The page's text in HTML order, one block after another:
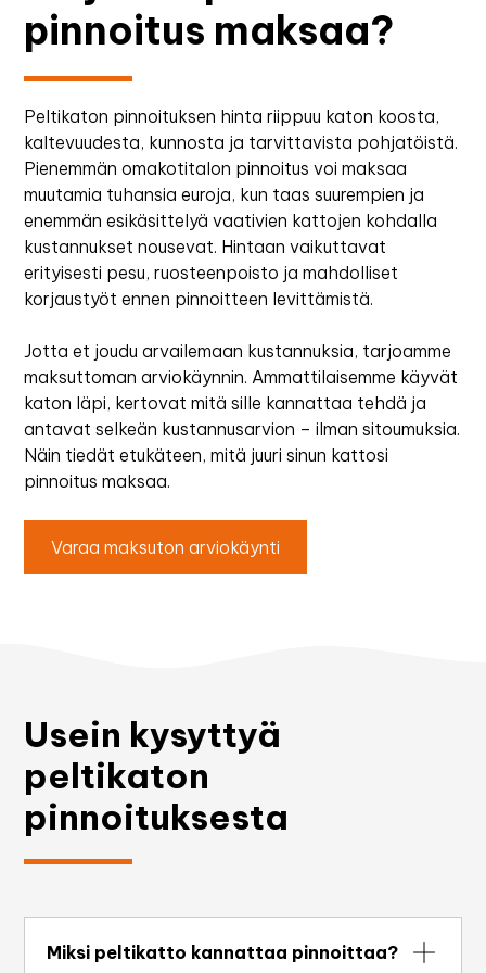
pinnoitus maksaa?
Peltikaton pinnoituksen hinta riippuu katon koosta,
kaltevuudesta, kunnosta ja tarvittavista pohjatöistä.
Pienemmän omakotitalon pinnoitus voi maksaa
muutamia tuhansia euroja, kun taas suurempien ja
enemmän esikäsittelyä vaativien kattojen kohdalla
kustannukset nousevat. Hintaan vaikuttavat
erityisesti pesu, ruosteenpoisto ja mahdolliset
korjaustyöt ennen pinnoitteen levittämistä.
Jotta et joudu arvailemaan kustannuksia, tarjoamme
maksuttoman arviokäynnin. Ammattilaisemme käyvät
katon läpi, kertovat mitä sille kannattaa tehdä ja
antavat selkeän kustannusarvion – ilman sitoumuksia.
Näin tiedät etukäteen, mitä juuri sinun kattosi
pinnoitus maksaa.
Varaa maksuton arviokäynti
Usein kysyttyä
peltikaton
pinnoituksesta
Miksi peltikatto kannattaa pinnoittaa?